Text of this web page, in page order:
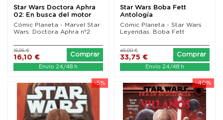
Star Wars Doctora Aphra
02: En busca del motor
Cómic Planeta - Marvel Star
Wars. Doctora Aphra nº2
16,10 €
16,95 €
Comprar
Envío 24/48 h
Star Wars Boba Fett
Antología
Cómic Planeta - Star Wars
Leyendas. Boba Fett
33,75 €
45,00 €
Comprar
Envío 24/48 h
-5% -40%